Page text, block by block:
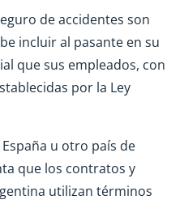
de accidentes son
incluir al pasante en su
que sus empleados, con
por la Ley
u otro país de
que los contratos y
utilizan términos